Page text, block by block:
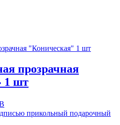
прозрачная
1 шт